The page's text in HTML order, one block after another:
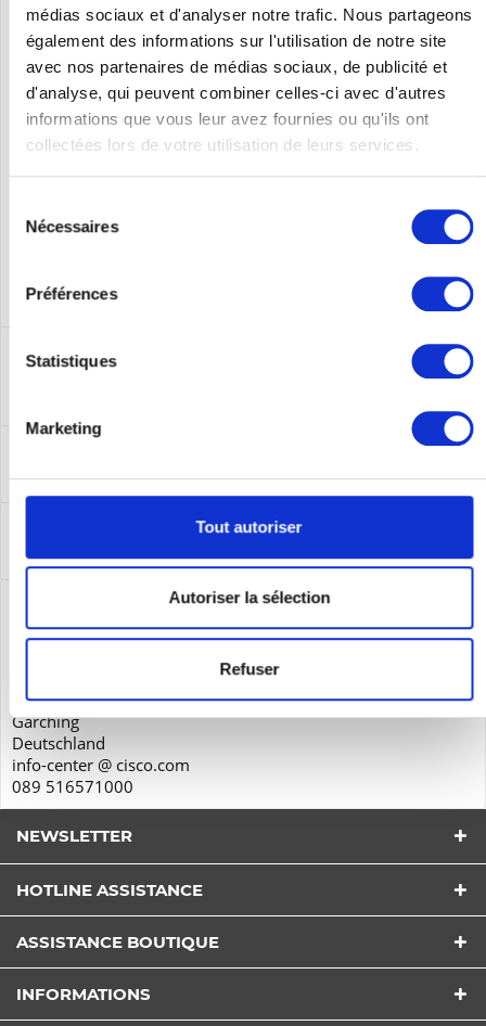
médias sociaux et d'analyser notre trafic. Nous partageons
également des informations sur l'utilisation de notre site
avec nos partenaires de médias sociaux, de publicité et
d'analyse, qui peuvent combiner celles-ci avec d'autres
informations que vous leur avez fournies ou qu'ils ont
collectées lors de votre utilisation de leurs services.
Nécessaires
Préférences
Statistiques
Marketing
Tout autoriser
Autoriser la sélection
Refuser
DEMANDE DE PRIX
J'ai lu la Politique de Confidentialité
Les champs avec * sont obligatoires
Se souv. Demander une offre
Numéro de
fabricant
CP-7925G-A-K9
Description
CP-7925G-A-K9 | Cisco Systems CP-7925G-A-K9 Cisco 7925G
Leasingplus
Serviceplus
Sécurité des produits
Cisco Systems GmbH
85748
Garching
Deutschland
info-center @ cisco.com
089 516571000
NEWSLETTER
HOTLINE ASSISTANCE
ASSISTANCE BOUTIQUE
INFORMATIONS